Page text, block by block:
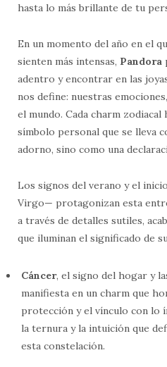
hasta lo más brillante de tu
En un momento del año en el
sienten más intensas, Pandora
adentro y encontrar en las
nos define: nuestras
el mundo. Cada charm
símbolo personal que se lleva
adorno, sino como una
Los signos del verano y el
Virgo— protagonizan esta
a través de detalles sutiles,
que iluminan el significado de
Cáncer, el signo del hogar y
manifiesta en un charm que
protección y el vínculo con lo
la ternura y la intuición que
esta constelación. ​